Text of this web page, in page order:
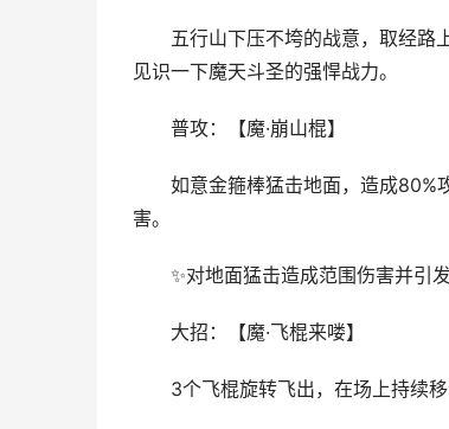
五行山下压不垮的战意，取经路上
见识一下魔天斗圣的强悍战力。
普攻：【魔·崩山棍】
如意金箍棒猛击地面，造成80%攻
害。
✨对地面猛击造成范围伤害并引发
大招：【魔·飞棍来喽】
3个飞棍旋转飞出，在场上持续移